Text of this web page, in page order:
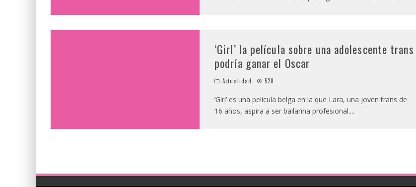
‘Girl’ la película sobre una adolescente trans
podría ganar el Oscar
Actualidad 528
‘Girl’ es una película belga en la que Lara, una joven trans de
16 años, aspira a ser bailarina profesional....